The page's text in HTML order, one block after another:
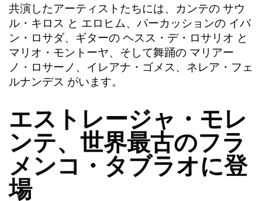
共演したアーティストたちには、カンテの サウ
ル・キロス と エロヒム、パーカッションの イバ
ン・ロサダ、ギターの ヘスス・デ・ロサリオ と
マリオ・モントーヤ、そして舞踊の マリアー
ノ・ロサーノ 、 イレアナ・ゴメス 、 ネレア・フェ
ルナンデス がいます。
エストレージャ・モレ
ンテ、世界最古のフラ
メンコ・タブラオに登
場